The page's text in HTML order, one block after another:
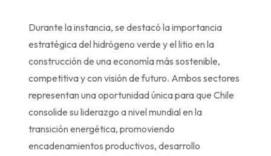
Durante la instancia, se destacó la importancia
estratégica del hidrógeno verde y el litio en la
construcción de una economía más sostenible,
competitiva y con visión de futuro. Ambos sectores
representan una oportunidad única para que Chile
consolide su liderazgo a nivel mundial en la
transición energética, promoviendo
encadenamientos productivos, desarrollo